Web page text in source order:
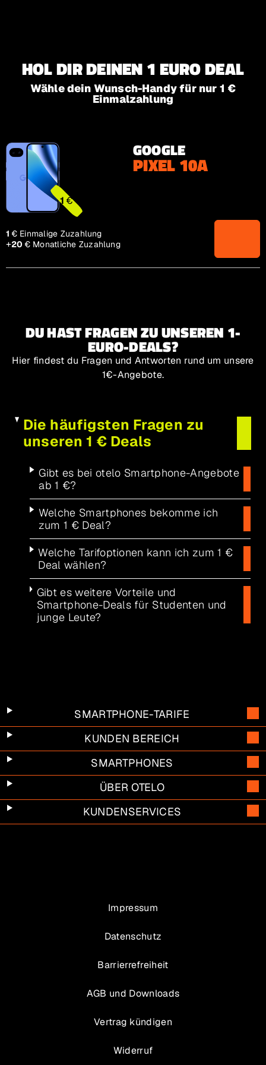
HOL DIR DEINEN 1 EURO DEAL
Wähle dein Wunsch-Handy für nur 1 €
Einmalzahlung
GOOGLE
PIXEL 10A
1€
1 €
1€
1 € Einmalige Zuzahlung
+20€
20 € Monatliche Zuzahlung
DU HAST FRAGEN ZU UNSEREN 1-
EURO-DEALS?
Hier findest du Fragen und Antworten rund um unsere
1€-Angebote.
Die häufigsten Fragen zu
unseren 1 € Deals
Gibt es bei otelo Smartphone-Angebote
ab 1 €?
Welche Smartphones bekomme ich
zum 1 € Deal?
Welche Tarifoptionen kann ich zum 1 €
Deal wählen?
Gibt es weitere Vorteile und
Smartphone-Deals für Studenten und
junge Leute?
SMARTPHONE-TARIFE
KUNDEN BEREICH
SMARTPHONES
ÜBER OTELO
KUNDENSERVICES
Impressum
Datenschutz
Barrierrefreiheit
AGB und Downloads
Vertrag kündigen
Widerruf